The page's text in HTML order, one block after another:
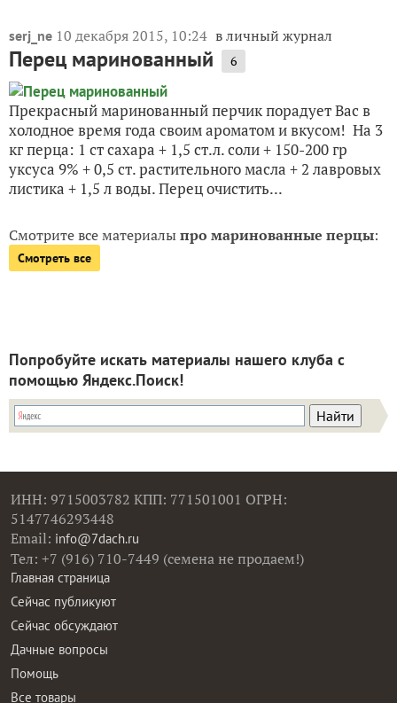
serj_ne 10 декабря 2015, 10:24 в личный журнал
Перец маринованный 6
Прекрасный маринованный перчик порадует Вас в
холодное время года своим ароматом и вкусом! На 3
кг перца: 1 ст сахара + 1,5 ст.л. соли + 150-200 гр
уксуса 9% + 0,5 ст. растительного масла + 2 лавровых
листика + 1,5 л воды. Перец очистить...
Смотрите все материалыпро маринованные перцы:
Смотреть все
Попробуйте искать материалы нашего клуба с
помощью Яндекс.Поиск!
ИНН: 9715003782 КПП: 771501001 ОГРН:
5147746293448
Email: info@7dach.ru
Тел: +7 (916) 710-7449 (семена не продаем!)
Главная страница
Сейчас публикуют
Сейчас обсуждают
Дачные вопросы
Помощь
Все товары